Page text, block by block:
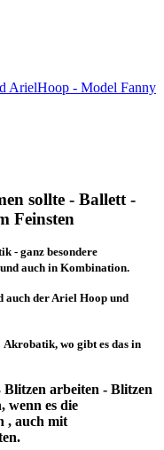
sollte - Ballett -
Feinsten
- ganz besondere
auch in Kombination.
auch der Ariel Hoop und
wo gibt es das in
arbeiten - Blitzen
wenn es die
, auch mit